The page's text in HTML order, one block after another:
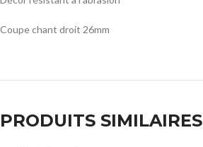
Coupe chant droit 26mm
PRODUITS SIMILAIRES